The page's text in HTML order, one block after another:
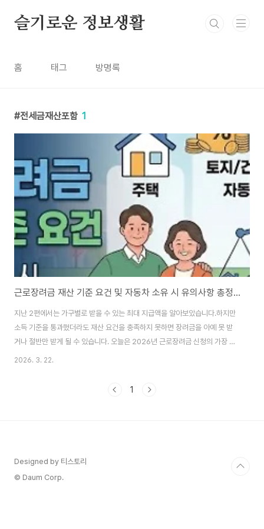
슬기로운 정보생활
홈 태그 방명록
전세금재산포함 1
근로장려금 재산 기준 요건 및 자동차 소유 시 유의사항 총정리 (3편)
지난 2편에서는 가구별로 받을 수 있는 최대 지급액을 알아보았습니다.하지만
소득 기준을 통과했더라도 재산 요건을 충족하지 못하면 장려금을 아예 못 받
거나 절반만 받게 될 수 있습니다. 오늘은 2026년 근로장려금 신청의 가장 큰
고비인 재산 기준과, 많은 분이 궁금해하시는 자동차 및 전세금이 재산에 어떻
시리즈 안내]제1편: 신청 자격 및 소득 기준 총정리 (다시보기)제2편: 가구 유
2026. 3. 22.
1
Designed by 티스토리
© Daum Corp.